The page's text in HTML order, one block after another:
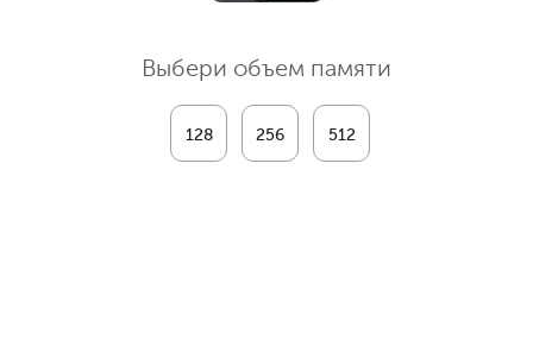
Выбери объем памяти
128 256 512